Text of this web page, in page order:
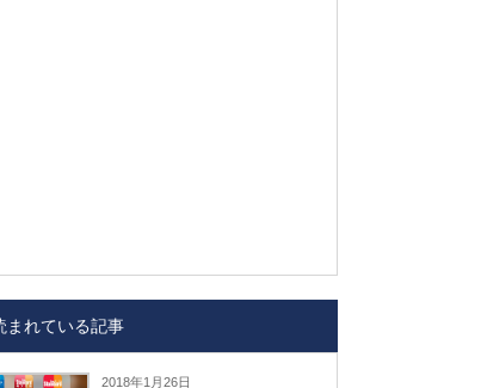
まれている記事
2018年1月26日